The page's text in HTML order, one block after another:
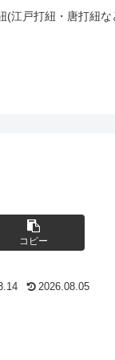
江戸打紐・唐打紐
コピー
2026.08.05